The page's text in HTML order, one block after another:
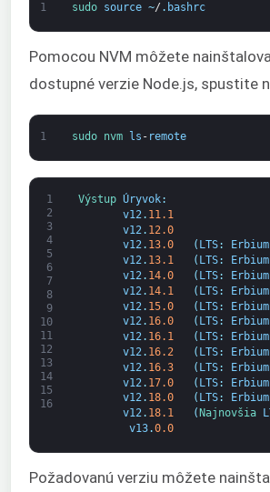
1 sudo source ~/ . bashrc
Pomocou NVM môžete
dostupné verzie Node.js, spustite
1 sudo nvm ls - remote
1
2
3
4
5
6
7
8
9
10
11
12
13
14
15
16
Výstup Úryvok:
v12. 11.1
v12 . 12.0
v12. 13.0 ( LTS: Erbium
v12. 13.1 ( LTS: Erbium
v12. 14.0 ( LTS: Erbium
v12. 14.1 ( LTS: Erbium
v12 . 15.0 ( LTS: Erbium
v12. 16.0 ( LTS: Erbium
v12. 16.1 ( LTS: Erbium
v12. 16.2 ( LTS: Erbium
v12. 16.3 ( LTS: Erbium
v12 . 17.0 ( LTS: Erbium
v12. 18.0 ( LTS: Erbium
v12. 18.1 ( Najnovšia
v13.0.0
Požadovanú verziu môžete